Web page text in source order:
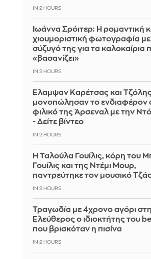
IN 2 HOURS
Ιωάννα Σρόιτερ: Η ρομαντική
χιουμοριστική φωτογραφία
σύζυγό της για τα καλοκαίρια
«βασανίζει»
IN 2 HOURS
Έλαμψαν Καρέτσας και Τζόλης
μονοπώλησαν το ενδιαφέρον
φιλικό της Άρσεναλ με την
- Δείτε βίντεο
IN 2 HOURS
Η Ταλούλα Γουίλις, κόρη του
Γουίλις και της Ντέμι Μουρ,
παντρεύτηκε τον μουσικό
IN 2 HOURS
Τραγωδία με 4χρονο αγόρι
Ελεύθερος ο ιδιοκτήτης του
που βρισκόταν η πισίνα
IN 2 HOURS